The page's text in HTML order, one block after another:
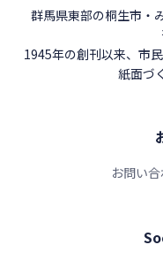
群馬県東部の桐生市・
1945年の創刊以来、市
紙面づ
お問い